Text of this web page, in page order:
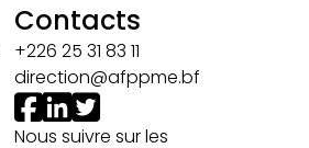
Contacts
+226 25 31 83 11
direction@afppme.bf
Nous suivre sur les